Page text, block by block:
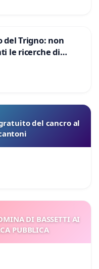
Trigno: non
le ricerche di
del cancro al
DI BASSETTI AI
PUBBLICA